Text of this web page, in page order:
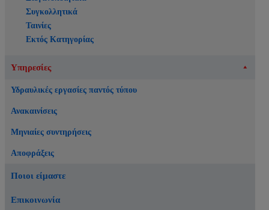
Συγκολλητικά
Ταινίες
Εκτός Κατηγορίας
Υπηρεσίες
Υδραυλικές εργασίες παντός τύπου
Ανακαινίσεις
Μηνιαίες συντηρήσεις
Αποφράξεις
Ποιοι είμαστε
Επικοινωνία